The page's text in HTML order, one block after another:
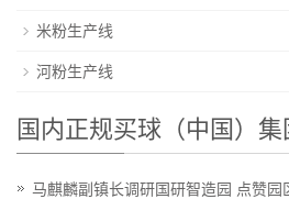
米粉生产线
河粉生产线
国内正规买球（中国）集
马麒麟副镇长调研国研智造园 点赞园